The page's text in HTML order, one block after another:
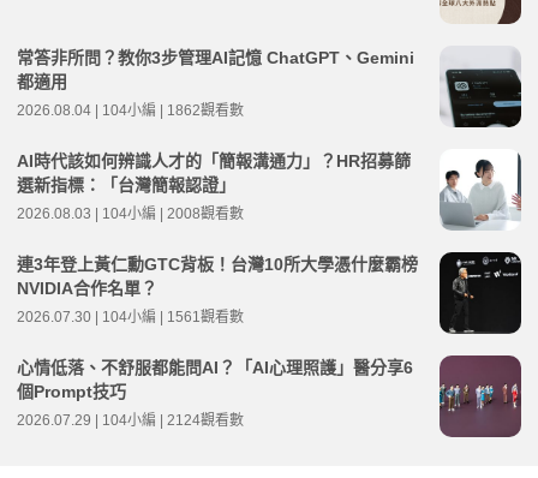
常答非所問？教你3步管理AI記憶 ChatGPT、Gemini
都適用
2026.08.04 | 104小編 | 1862觀看數
AI時代該如何辨識人才的「簡報溝通力」？HR招募篩
選新指標：「台灣簡報認證」
2026.08.03 | 104小編 | 2008觀看數
連3年登上黃仁勳GTC背板！台灣10所大學憑什麼霸榜
NVIDIA合作名單？
2026.07.30 | 104小編 | 1561觀看數
心情低落、不舒服都能問AI？「AI心理照護」醫分享6
個Prompt技巧
2026.07.29 | 104小編 | 2124觀看數